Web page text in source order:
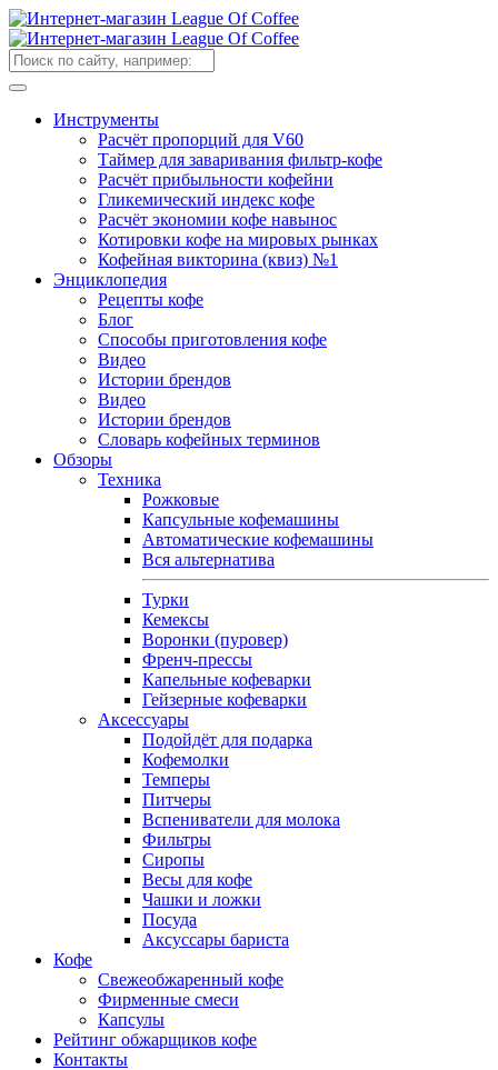
Инструменты
Расчёт пропорций для V60
Таймер для заваривания фильтр-кофе
Расчёт прибыльности кофейни
Гликемический индекс кофе
Расчёт экономии кофе навынос
Котировки кофе на мировых рынках
Кофейная викторина (квиз) №1
Энциклопедия
Рецепты кофе
Блог
Способы приготовления кофе
Видео
Истории брендов
Видео
Истории брендов
Словарь кофейных терминов
Обзоры
Техника
Рожковые
Капсульные кофемашины
Автоматические кофемашины
Вся альтернатива
Турки
Кемексы
Воронки (пуровер)
Френч-прессы
Капельные кофеварки
Гейзерные кофеварки
Аксессуары
Подойдёт для подарка
Кофемолки
Темперы
Питчеры
Вспениватели для молока
Фильтры
Сиропы
Весы для кофе
Чашки и ложки
Посуда
Аксуссары бариста
Кофе
Свежеобжаренный кофе
Фирменные смеси
Капсулы
Рейтинг обжарщиков кофе
Контакты